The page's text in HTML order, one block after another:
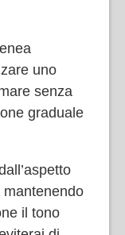
uno
senza
graduale
il tono